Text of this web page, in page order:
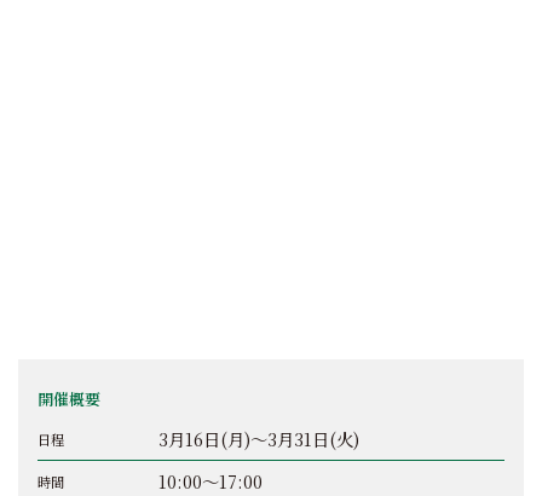
開催概要
日程 3月16日(月)～3月31日(火)
時間 10:00～17:00